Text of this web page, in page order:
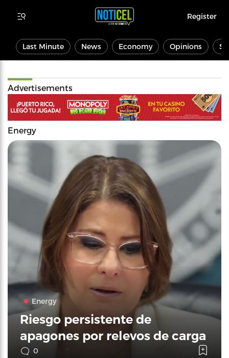
Register
Last Minute News Economy Opinions
Advertisements
Energy
Energy
Riesgo persistente de
apagones por relevos de carga
0